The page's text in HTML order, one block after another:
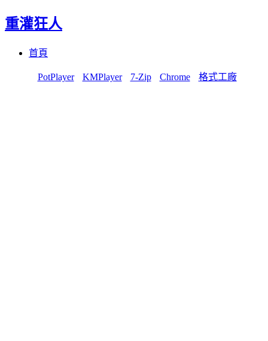
重灌狂人
首頁
PotPlayer KMPlayer 7-Zip Chrome 格式工廠